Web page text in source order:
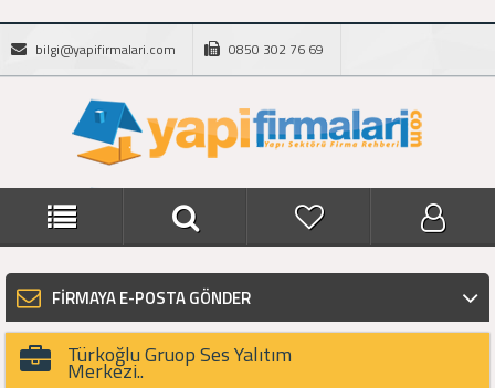
bilgi@yapifirmalari.com 0850 302 76 69
FİRMAYA E-POSTA GÖNDER
Türkoğlu Gruop Ses Yalıtım
Merkezi..